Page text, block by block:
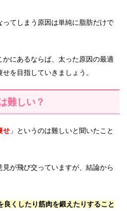
ってしまう原因は単純に脂肪だけで
にあるならば、太った原因の最適
を目指していきましょう。
難しい？
せ 」というのは難しいと聞いたこと
が飛び交っていますが、結論から
良くしたり筋肉を鍛えたりすること